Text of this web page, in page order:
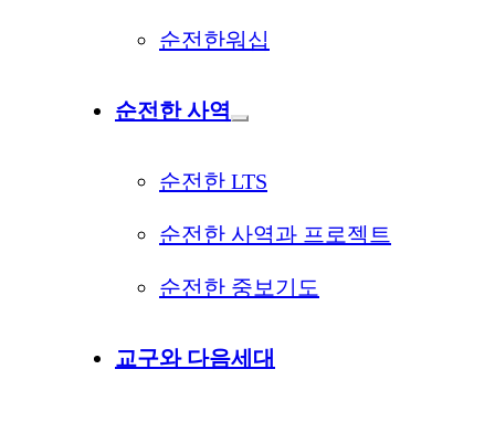
순전한워십
순전한 사역
순전한 LTS
순전한 사역과 프로젝트
순전한 중보기도
교구와 다음세대